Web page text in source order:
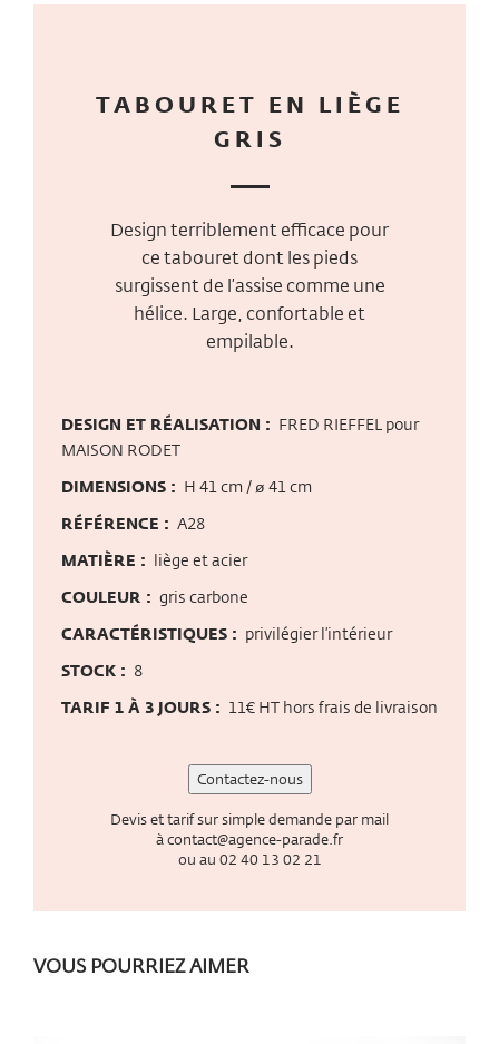
TABOURET EN LIÈGE
GRIS
Design terriblement efficace pour
ce tabouret dont les pieds
surgissent de l’assise comme une
hélice. Large, confortable et
empilable.
DESIGN ET RÉALISATION : FRED RIEFFEL pour
MAISON RODET
DIMENSIONS : H 41 cm / ø 41 cm
RÉFÉRENCE : A28
MATIÈRE : liège et acier
COULEUR : gris carbone
CARACTÉRISTIQUES : privilégier l’intérieur
STOCK : 8
TARIF 1 À 3 JOURS : 11€ HT hors frais de livraison
Contactez-nous
Devis et tarif sur simple demande par mail
àcontact@agence-parade.fr
ou au 02 40 13 02 21
VOUS POURRIEZ AIMER